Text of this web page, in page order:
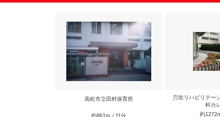
高松市立田村保育所
約861m／11分
穴吹リハビリテー
科カ
約